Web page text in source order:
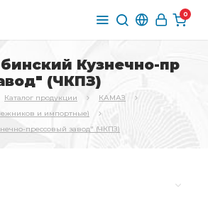
0
Кузнечно-пр
(ЧКПЗ)
Каталог продукции
КАМАЗ
и импортные)
прессовый завод" (ЧКПЗ)